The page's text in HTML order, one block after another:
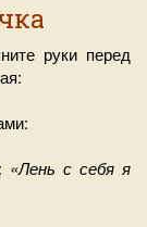
руки перед
«Лень с себя я